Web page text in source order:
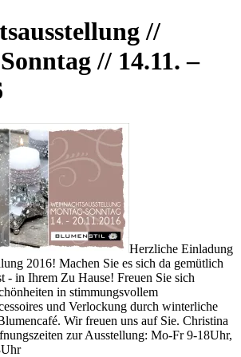
//
// 14.11. –
Herzliche Einladung
2016! Machen Sie es sich da gemütlich
- in Ihrem Zu Hause! Freuen Sie sich
in stimmungsvollem
und Verlockung durch winterliche
Wir freuen uns auf Sie. Christina
zur Ausstellung: Mo-Fr 9-18Uhr,